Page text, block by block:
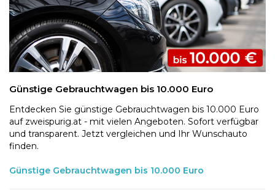
Günstige Gebrauchtwagen bis 10.000 Euro
Entdecken Sie günstige Gebrauchtwagen bis 10.000 Euro
auf zweispurig.at - mit vielen Angeboten. Sofort verfügbar
und transparent. Jetzt vergleichen und Ihr Wunschauto
finden.
Günstige Gebrauchtwagen bis 10.000 Euro